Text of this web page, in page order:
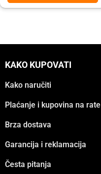
KAKO KUPOVATI
Kako naručiti
Plaćanje i kupovina na rate
Brza dostava
Garancija i reklamacija
Česta pitanja